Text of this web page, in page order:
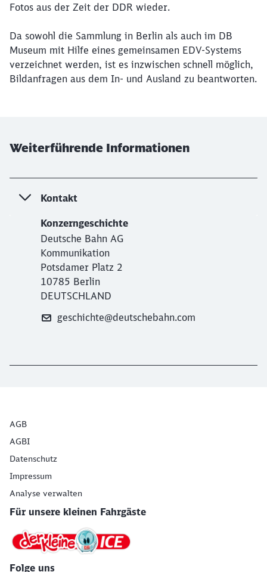
Fotos aus der Zeit der DDR wieder.
Da sowohl die Sammlung in Berlin als auch im DB
Museum mit Hilfe eines gemeinsamen EDV-Systems
verzeichnet werden, ist es inzwischen schnell möglich,
Bildanfragen aus dem In- und Ausland zu beantworten.
Weiterführende Informationen
Kontakt
Konzerngeschichte
Deutsche Bahn AG
Kommunikation
Potsdamer Platz 2
10785 Berlin
DEUTSCHLAND
geschichte@deutschebahn.com
AGB
AGBI
Datenschutz
Impressum
Analyse verwalten
Für unsere kleinen Fahrgäste
Folge uns